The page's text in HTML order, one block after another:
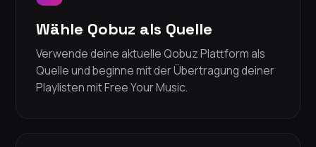
Wähle Qobuz als Quelle
Verwende deine aktuelle Qobuz Plattform als
Quelle und beginne mit der Übertragung deiner
Playlisten mit Free Your Music.